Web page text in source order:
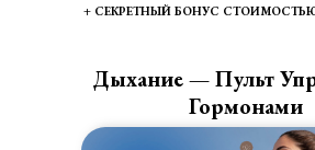
+ СЕКРЕТНЫЙ БОНУС СТОИМОСТЬЮ
Дыхание — Пульт
Гормонами